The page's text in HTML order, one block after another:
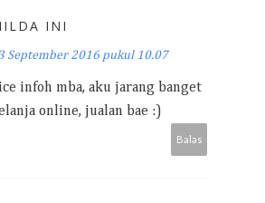
INI
September 2016 pukul 10.07
infoh mba, aku jarang banget
online, jualan bae :)
Balas